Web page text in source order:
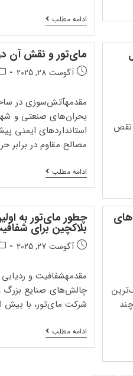
ادامه مطلبچطور
مای‌تور
الگوریتم‌های
هوش
مصنوعی
برای
لحظه‌ای
به
کار
گرفت؟
نقص
مای‌تور و نقش آن
تاریخ
پست:
آگوست 28, 2025
مقدمهآتش‌سوزی در
بحران‌های صنعتی و
استانداردهای ایمنی
مصالح مقاوم در برابر
ادامه مطلبمای‌تور
و
نقش
در
توسعه
مصالح
ضدحریق
آینده
چطور مای‌تور به
بلاکچین برای
تاریخ
پست:
آگوست 27, 2025
مقدمهشفافیت و
چالش‌های صنایع
شرکت مای‌تور، با بیش
ادامه مطلبچطور
مای‌تور
به